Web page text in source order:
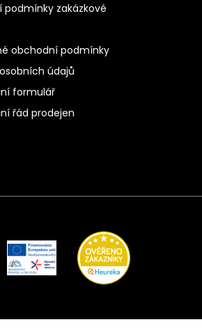
podmínky zakázkové
obchodní podmínky
údajů
formulář
řád prodejen